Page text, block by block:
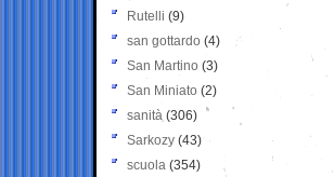
Rutelli (9)
san gottardo (4)
San Martino (3)
San Miniato (2)
sanità (306)
Sarkozy (43)
scuola (354)